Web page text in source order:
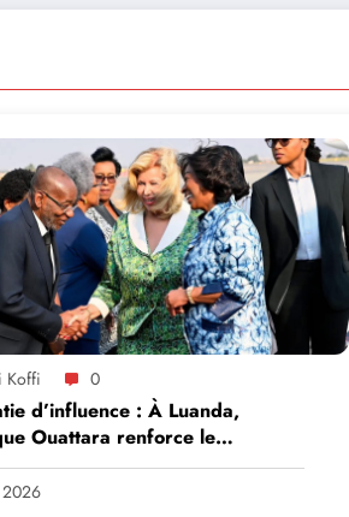
Koffi 0
d’influence : À Luanda,
Ouattara renforce le
solidaire de la Côte d’Ivoire
2026